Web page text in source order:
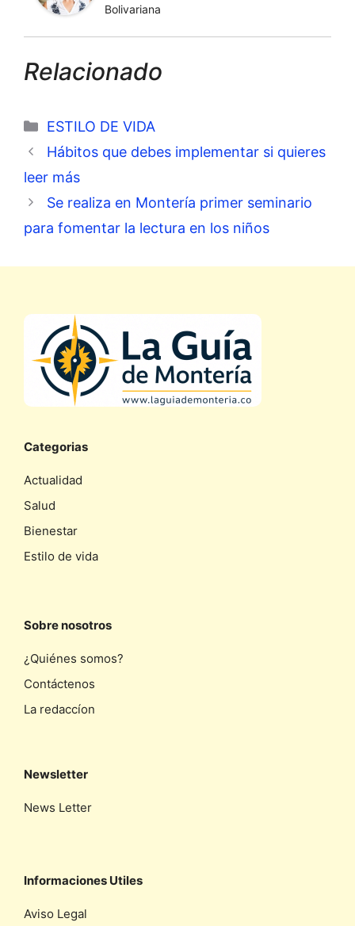
Bolivariana
Relacionado
Categorías
ESTILO DE VIDA
Hábitos que debes implementar si quieres
leer más
Se realiza en Montería primer seminario
para fomentar la lectura en los niños
Categorias
Actualidad
Salud
Bienestar
Estilo de vida
Sobre nosotros
¿Quiénes somos?
Contáctenos
La redaccíon
Newsletter
News Letter
Informaciones Utiles
Aviso Legal